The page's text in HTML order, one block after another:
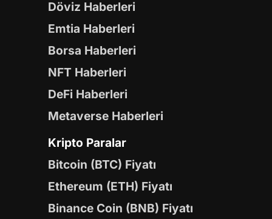
Döviz Haberleri
Emtia Haberleri
Borsa Haberleri
NFT Haberleri
DeFi Haberleri
Metaverse Haberleri
Kripto Paralar
Bitcoin (BTC) Fiyatı
Ethereum (ETH) Fiyatı
Binance Coin (BNB) Fiyatı